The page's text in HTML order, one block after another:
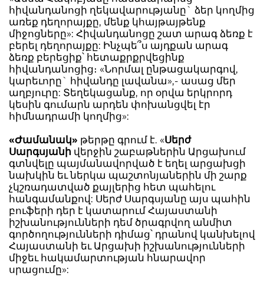
հիվանդանոցի ղեկավարությանը` ձեր կողմից
առեք դեղորայքը, մենք կհայթայթենք
միջոցները»: Հիվանդանոցը շատ արագ ձեռք է
բերել դեղորայքը: Ինչպե՞ս այդքան արագ
ձեռք բերեցիք՝ հետաքրքրվեցինք
հիվանդանոցից։ «Նորմալ ընթացակարգով,
կարեւորը` հիվանդը լավանա»,- ասաց մեր
աղբյուրը: Տեղեկացանք, որ օրվա երկրորդ
կեսին գումարն արդեն փոխանցվել էր
հիմնադրամի կողմից»:
«Ժամանակ» թերթը գրում է. «Սերժ
Սարգսյանի վերջին շաբաթներին Արցախում
գտնվելը պայմանավորված է եղել արցախցի
նախկին եւ ներկա պաշտոնյաներին մի շարք
չկշռադատված քայլերից հետ պահելու
հանգամանքով: Սերժ Սարգսյանը այս պահին
բուֆերի դեր է կատարում Հայաստանի
իշխանությունների դեմ ծրագրվող անմիտ
գործողությունների դիմաց՝ դրանով կանխելով
Հայաստանի եւ Արցախի իշխանությունների
միջեւ հակամարտության հնարավոր
սրացումը»: